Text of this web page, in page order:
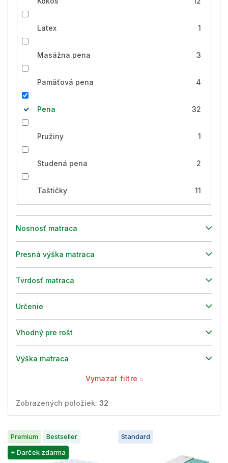
Latex 1
Masážna pena 3
Pamäťová pena 4
Pena 32
Pružiny 1
Studená pena 2
Taštičky 11
Nosnosť matraca
Presná výška matraca
Tvrdosť matraca
Určenie
Vhodný pre rošt
Výška matraca
Vymazať filtre
Zobrazených položiek: 32
V
ý
p
Premium
Bestseller
+ Darček zdarma
Standard